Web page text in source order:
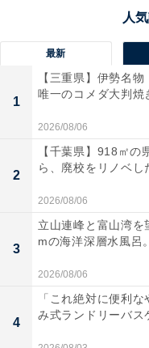
最新
1
【三重県】伊勢名
唯一のコメダ大判焼
2026/08/06
2
【千葉県】918㎡の
ら、廃校をリノベし
2026/08/06
3
立山連峰と富山湾
mの海洋深層水風呂
2026/08/06
4
「これ絶対に便利
み式ランドリーバス